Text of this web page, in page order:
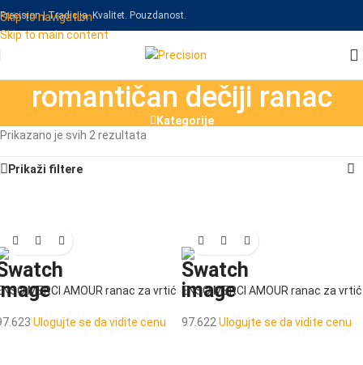
Skip to navigation
Skip to main content
Precision | Tradicija. Kvalitet. Pouzdanost.
romantičan dečiji ranac
Kategorije
Prikazano je svih 2 rezultata
Prikaži filtere
MERCI AMOUR ranac za vrtić
Ulogujte se da vidite cenu
ENSO MERCI AMOUR ranac za vrtić
97.622 Ulogujte se da vidite cenu